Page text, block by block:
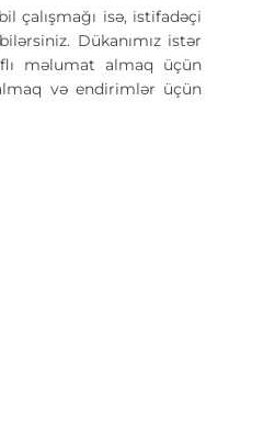
çalışmağı isə, istifadəçi
Dükanımız istər
məlumat almaq üçün
və endirimlər üçün